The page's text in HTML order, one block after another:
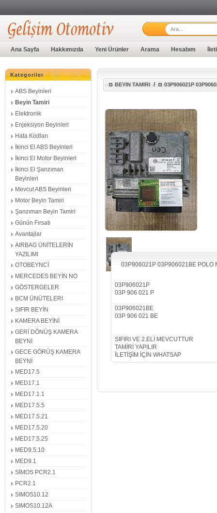
Ana Sayfa Hakkımızda Yeni Ürünler Arama Hesabım
Kategoriler
ABS Beyinleri
Beyin Tamiri
Elektronik
Enjeksiyon Beyinleri
Hata Kodları
İkinci El ABS Beyinleri
İkinci El Motor Beyinleri
İkinci El Şanzıman
Beyinleri
Mevcut ABS Beyinleri
Motor Beyin Tamiri
Şanzıman Beyin Tamiri
Günün Fırsatı
Avantajlar
AIRBAG ÜNİTELERİN
YAZILIMI
OTOBEYNCİ
MERCEDES BEYİN NO
GÖSTERGELER
BCM ÜNÜTELERI
SIFIR BEYİN
KAMERA BEYİNİ
GERİ DÖNÜŞ KAMERA
BEYNİ
GECE GÖRÜŞ KAMERA
BEYNİ
MED17.5
MED17.1
MED17.1.1
MED17.5.5
MED17.5.21
MED17.5.20
MED17.5.25
MED9.5.10
MED9.1
SİMOS PCR2.1
PCR2.1
SIMOS10.12
SIMOS10.12A
BEYIN TAMIRI / 03P906021P
03P906021P 03P906021BE POLO
03P906021P
03P 906 021 P
03P906021BE
03P 906 021 BE
SIFIRI VE 2.ELİ MEVCUTTUR
TAMİRİ YAPILIR
İLETİŞİM İÇİN WHATSAP